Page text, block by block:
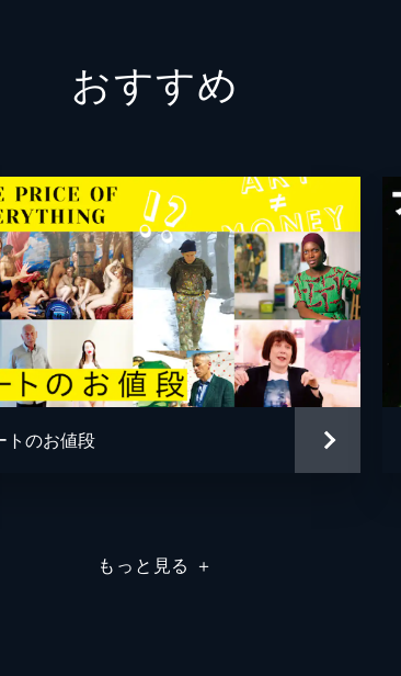
レニー・クラヴィッツ
トミー・リー・ジョーンズ
ナオミ・キャンベル
ウディ・アレン
マシュー・ミーレー
ジェニファー・クック
おすすめ
トのお値段
もっと見る ＋